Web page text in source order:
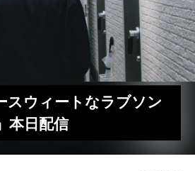
スウィートなラブソン
本日配信